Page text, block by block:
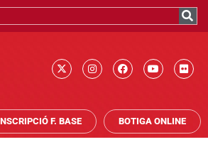
F. BASE BOTIGA ONLINE